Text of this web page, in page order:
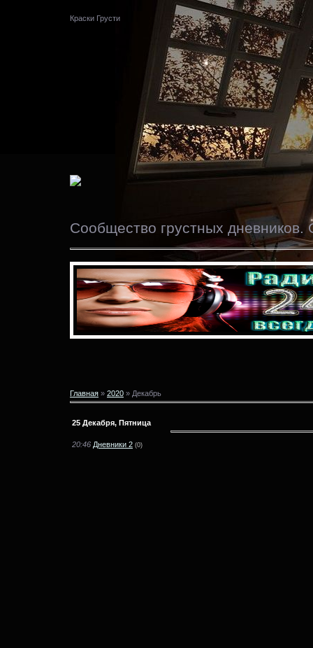
Краски Грусти
Сообщество грустных дневников.
Главная » 2020 » Декабрь
25 Декабря, Пятница
20:46 Дневники 2 (0)